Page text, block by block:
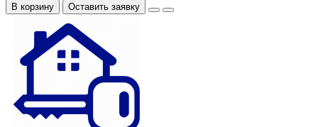
В корзину Оставить заявку